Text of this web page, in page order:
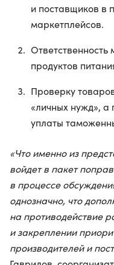
и поставщиков в
маркетплейсов.
Ответственность
продуктов
Проверку
«личных нужд», а
уплаты
«Что именно из
войдет в пакет
в процессе
однозначно, что
на противодействие
и закреплении
производителей и